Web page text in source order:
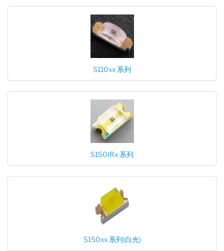
S110xx 系列
S150IRx 系列
S150xx 系列(白光)